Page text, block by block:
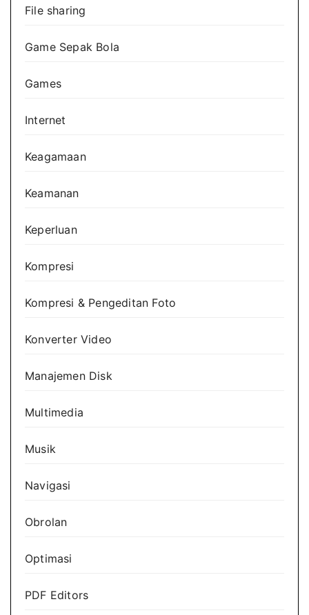
File sharing
Game Sepak Bola
Games
Internet
Keagamaan
Keamanan
Keperluan
Kompresi
Kompresi & Pengeditan Foto
Konverter Video
Manajemen Disk
Multimedia
Musik
Navigasi
Obrolan
Optimasi
PDF Editors